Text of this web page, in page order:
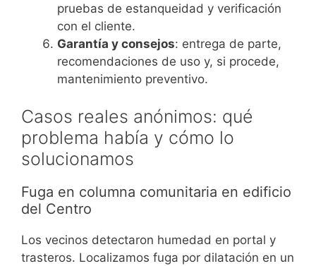
pruebas de estanqueidad y verificación
con el cliente.
Garantía y consejos: entrega de parte,
recomendaciones de uso y, si procede,
mantenimiento preventivo.
Casos reales anónimos: qué
problema había y cómo lo
solucionamos
Fuga en columna comunitaria en edificio
del Centro
Los vecinos detectaron humedad en portal y
trasteros. Localizamos fuga por dilatación en un